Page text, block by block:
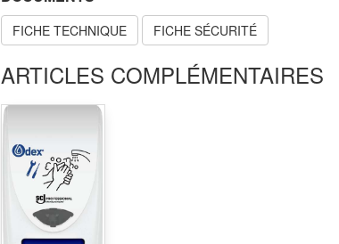
FICHE TECHNIQUE FICHE SÉCURITÉ
ARTICLES COMPLÉMENTAIRES